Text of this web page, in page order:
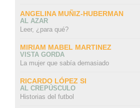
ANGELINA MUÑIZ-HUBERMAN
AL AZAR
Leer, ¿para qué?
MIRIAM MABEL MARTINEZ
VISTA GORDA
La mujer que sabía demasiado
RICARDO LÓPEZ SI
AL CREPÚSCULO
Historias del futbol